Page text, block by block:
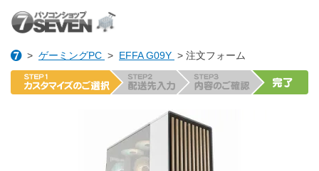
> ゲーミングPC > EFFA G09Y > 注文フォーム